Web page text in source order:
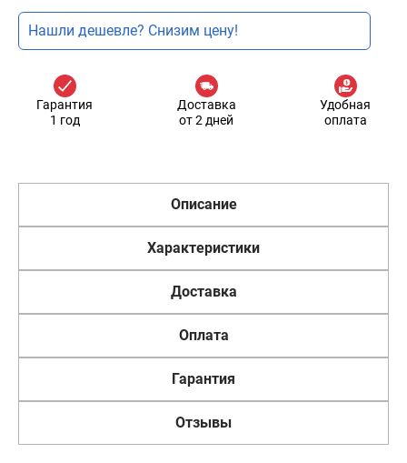
Нашли дешевле? Снизим цену!
Гарантия
1 год
Доставка
от 2 дней
Удобная
оплата
Описание
Характеристики
Доставка
Оплата
Гарантия
Отзывы